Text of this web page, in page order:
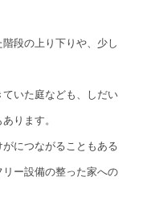
段の上り下りや、少し
いた庭なども、しだい
ります。
につながることもある
ー設備の整った家への